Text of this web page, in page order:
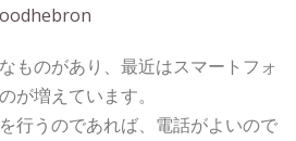
ものがあり、最近はスマートフォ
が増えています。
行うのであれば、電話がよいので